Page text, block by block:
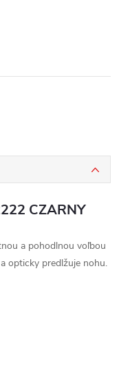
CZARNY
a pohodlnou voľbou
opticky predlžuje nohu.